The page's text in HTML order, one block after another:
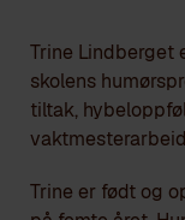
Trine Lindberget
skolens
tiltak,
Trine er født og